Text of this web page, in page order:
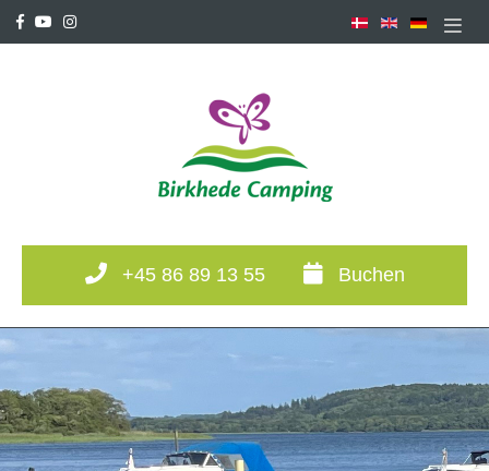
+45 86 89 13 55 Buchen